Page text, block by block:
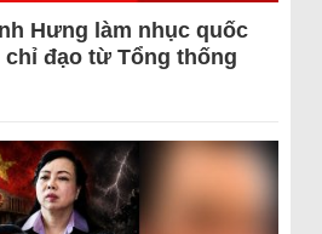
Hưng làm nhục quốc
đạo từ Tổng thống